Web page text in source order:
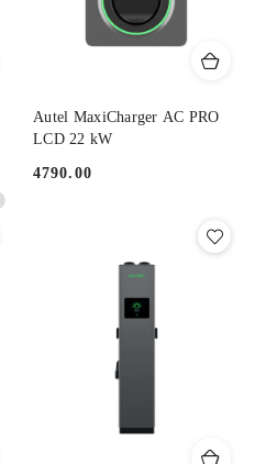
Autel MaxiCharger AC PRO
LCD 22 kW
Cena:
4790.00